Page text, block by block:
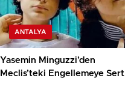
ANTALYA
Yasemin Minguzzi’den
Meclis’teki Engellemeye Sert